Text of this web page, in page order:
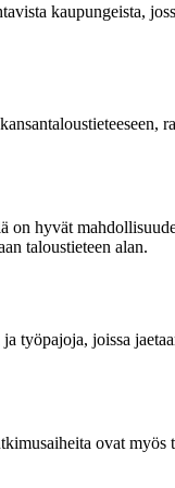
kaupungeista,
on hyvät
taloustieteen alan.
työpajoja, joissa
ovat myös